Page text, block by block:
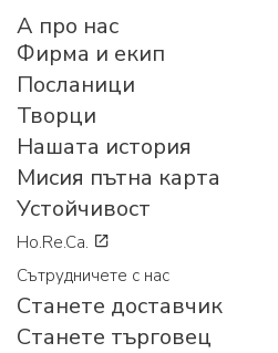
A про нас
Фирма и екип
Посланици
Творци
Нашата история
Мисия пътна карта
Устойчивост
Ho.Re.Ca.
Сътрудничете с нас
Станете доставчик
Станете търговец